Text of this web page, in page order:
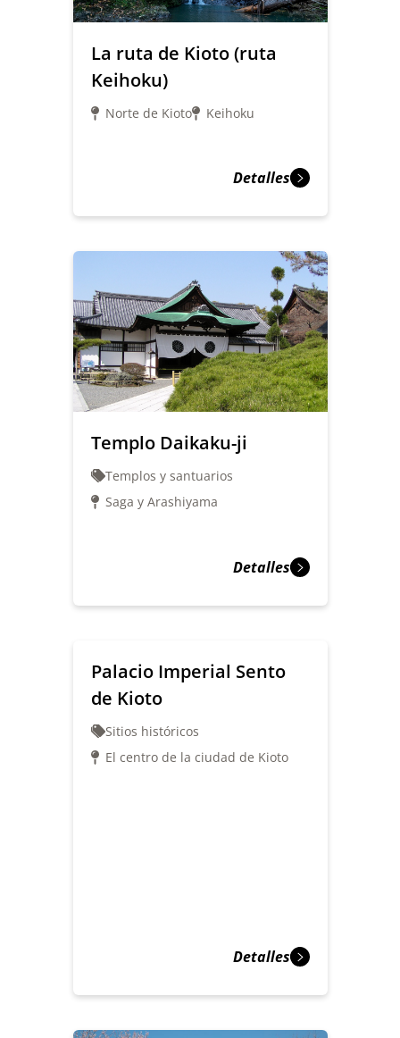
La ruta de Kioto (ruta
Keihoku)
Norte de Kioto Keihoku
Detalles
Templo Daikaku-ji
Templos y santuarios
Saga y Arashiyama
Detalles
Palacio Imperial Sento
de Kioto
Sitios históricos
El centro de la ciudad de Kioto
Detalles